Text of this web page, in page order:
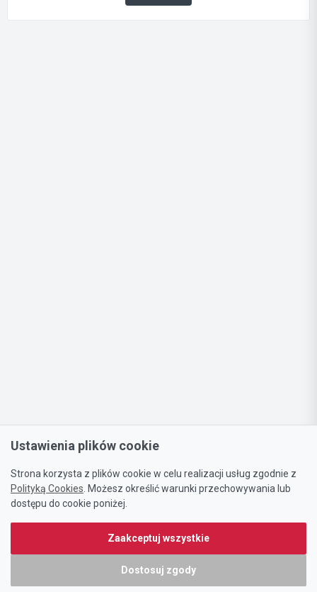
Ustawienia plików cookie
Strona korzysta z plików cookie w celu realizacji usług zgodnie z
Polityką Cookies . Możesz określić warunki przechowywania lub
dostępu do cookie poniżej.
Zaakceptuj wszystkie
Dostosuj zgody